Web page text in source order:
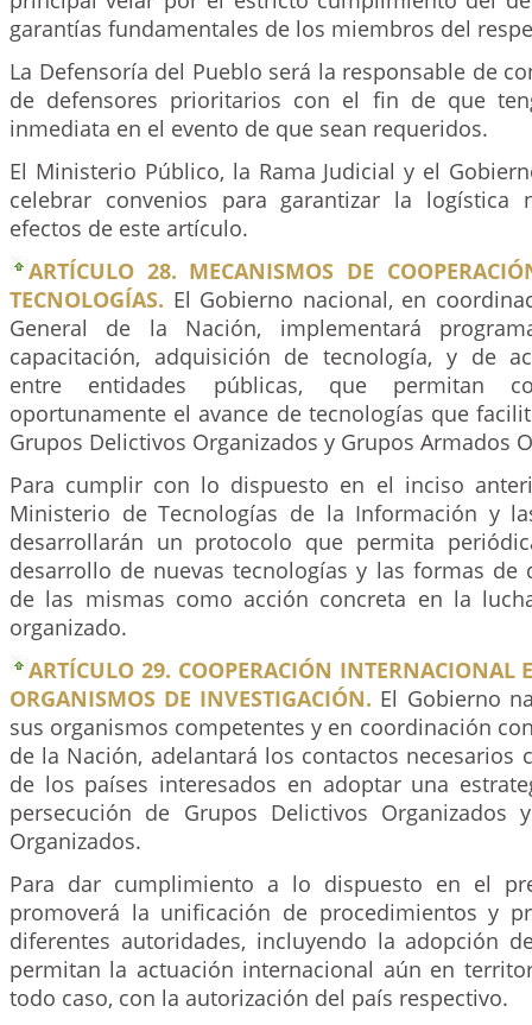
garantías fundamentales de los miembros del
La Defensoría del Pueblo será la responsable de
de defensores prioritarios con el fin de que
inmediata en el evento de que sean requeridos.
El Ministerio Público, la Rama Judicial y el
celebrar convenios para garantizar la logística
efectos de este artículo.
ARTÍCULO 28. MECANISMOS DE
TECNOLOGÍAS. El Gobierno nacional, en
General de la Nación, implementará
capacitación, adquisición de tecnología, y de
entre entidades públicas, que permitan
oportunamente el avance de tecnologías que
Grupos Delictivos Organizados y Grupos Armados
Para cumplir con lo dispuesto en el inciso
Ministerio de Tecnologías de la Información y
desarrollarán un protocolo que permita
desarrollo de nuevas tecnologías y las formas de
de las mismas como acción concreta en la
organizado.
ARTÍCULO 29. COOPERACIÓN INTERNACIONAL
ORGANISMOS DE INVESTIGACIÓN. El Gobierno
sus organismos competentes y en coordinación
de la Nación, adelantará los contactos necesarios
de los países interesados en adoptar una
persecución de Grupos Delictivos Organizados
Organizados.
Para dar cumplimiento a lo dispuesto en el
promoverá la unificación de procedimientos y
diferentes autoridades, incluyendo la adopción
permitan la actuación internacional aún en
todo caso, con la autorización del país respectivo.